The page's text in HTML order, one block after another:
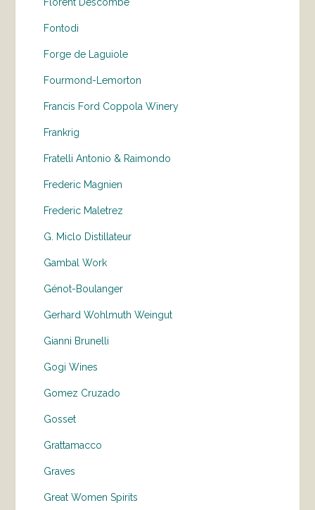
Fontodi
Forge de Laguiole
Fourmond-Lemorton
Francis Ford Coppola Winery
Frankrig
Fratelli Antonio & Raimondo
Frederic Magnien
Frederic Maletrez
G. Miclo Distillateur
Gambal Work
Génot-Boulanger
Gerhard Wohlmuth Weingut
Gianni Brunelli
Gogi Wines
Gomez Cruzado
Gosset
Grattamacco
Graves
Great Women Spirits